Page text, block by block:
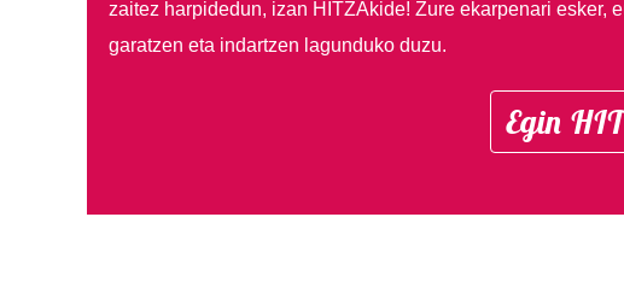
zaitez harpidedun, izan HITZAkide! Zure ekarpenari esker,
garatzen eta indartzen lagunduko duzu.
Egin